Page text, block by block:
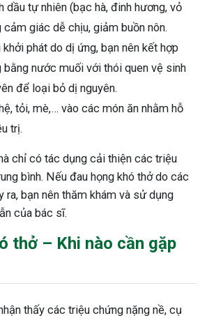
dầu tự nhiên (bạc hà, đinh hương, vỏ
giác dễ chịu, giảm buồn nôn.
phát do dị ứng, bạn nên kết hợp
nước muối với thói quen vệ sinh
để loại bỏ dị nguyên.
tỏi, mè,… vào các món ăn nhằm hỗ
trị.
chỉ có tác dụng cải thiện các triệu
bình. Nếu đau họng khó thở do các
ra, bạn nên thăm khám và sử dụng
của bác sĩ.
thở – Khi nào cần gặp
thấy các triệu chứng nặng nề, cụ